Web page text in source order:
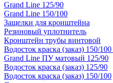
Grand Line 125/90
Grand Line 150/100
Защелки для кронштейна
Резиновый уплотнитель
Кронштейн трубы винтовой
Водосток краска (заказ) 150/
Grand Line ПУ матовый 125/90
Водосток краска (заказ) 125/90
Водосток краска (заказ) 150/100